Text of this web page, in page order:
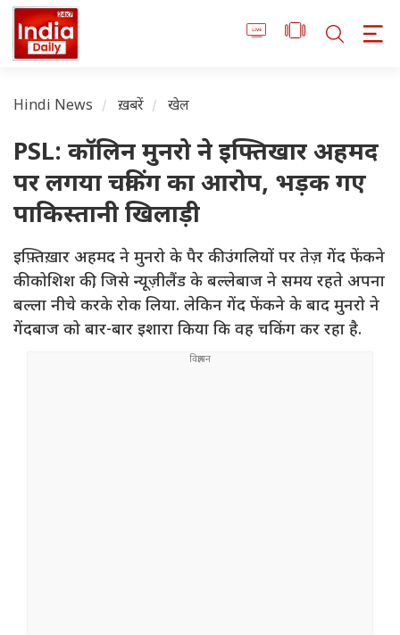
Hindi News ख़बरें खेल
PSL: कॉलिन मुनरो ने इफ्तिखार अहमद
पर लगया चकिंग का आरोप, भड़क गए
पाकिस्तानी खिलाड़ी
इफ़्तिख़ार अहमद ने मुनरो के पैर की उंगलियों पर तेज़ गेंद फेंकने
की कोशिश की, जिसे न्यूज़ीलैंड के बल्लेबाज ने समय रहते अपना
बल्ला नीचे करके रोक लिया. लेकिन गेंद फेंकने के बाद मुनरो ने
गेंदबाज को बार-बार इशारा किया कि वह चकिंग कर रहा है.